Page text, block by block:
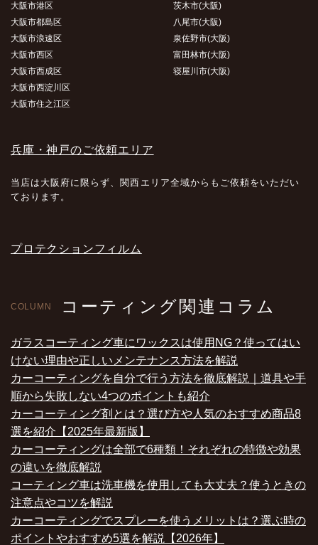
大阪市港区
大阪市都島区
大阪市浪速区
大阪市西区
大阪市西成区
大阪市西淀川区
大阪市住之江区
茨木市(大阪)
八尾市(大阪)
泉佐野市(大阪)
富田林市(大阪)
寝屋川市(大阪)
兵庫・神戸のご依頼エリア
当店は大阪府に限らず、関西エリア全域からもご依頼をいただい
ております。
プロテクションフィルム
COLUMN コーティング関連コラム
ガラスコーティング車にワックスは使用NG？使ってはい
けない理由や正しいメンテナンス方法を解説
カーコーティングを自分で行う方法を徹底解説｜道具や手
順から失敗しない4つのポイントも紹介
カーコーティング剤とは？選び方や人気のおすすめ商品8
選を紹介【2025年最新版】
カーコーティングは全部で6種類！それぞれの特徴や効果
の違いを徹底解説
コーティング車は洗車機を使用しても大丈夫？使うときの
注意点やコツを解説
カーコーティングでスプレーを使うメリットは？選ぶ時の
ポイントやおすすめ5選を解説【2026年】